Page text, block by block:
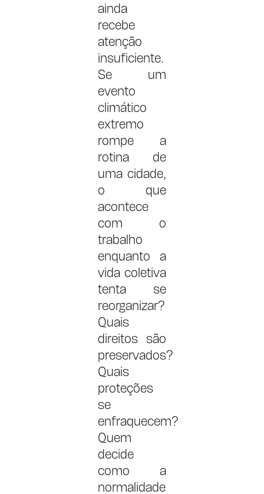
ainda
recebe
atenção
insuficiente.
Se um
evento
climático
extremo
rompe a
rotina de
uma cidade,
o que
acontece
com o
trabalho
enquanto a
vida coletiva
tenta se
reorganizar?
Quais
direitos são
preservados?
Quais
proteções
se
enfraquecem?
Quem
decide
como a
normalidade